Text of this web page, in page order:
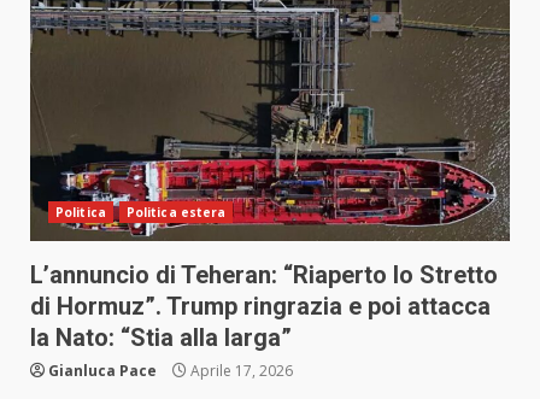
Politica Politica estera
L’annuncio di Teheran: “Riaperto lo Stretto
di Hormuz”. Trump ringrazia e poi attacca
la Nato: “Stia alla larga”
Gianluca Pace Aprile 17, 2026